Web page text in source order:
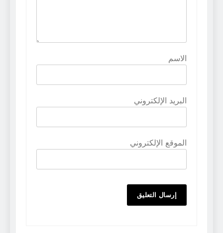
الاسم
البريد الإلكتروني
الموقع الإلكتروني